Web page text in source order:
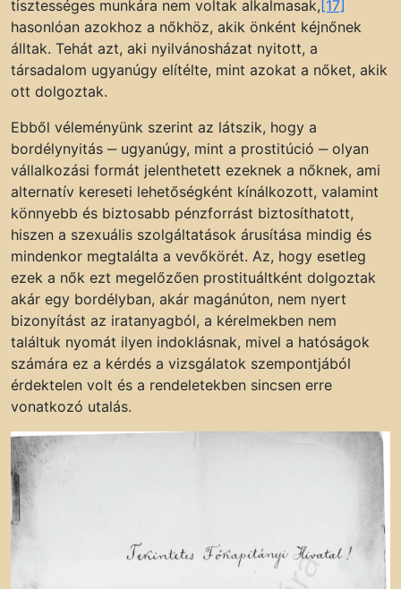
tisztességes munkára nem voltak alkalmasak, [17]
hasonlóan azokhoz a nőkhöz, akik önként kéjnőnek
álltak. Tehát azt, aki nyilvánosházat nyitott, a
társadalom ugyanúgy elítélte, mint azokat a nőket, akik
ott dolgoztak.
Ebből véleményünk szerint az látszik, hogy a
bordélynyitás ‒ ugyanúgy, mint a prostitúció ‒ olyan
vállalkozási formát jelenthetett ezeknek a nőknek, ami
alternatív kereseti lehetőségként kínálkozott, valamint
könnyebb és biztosabb pénzforrást biztosíthatott,
hiszen a szexuális szolgáltatások árusítása mindig és
mindenkor megtalálta a vevőkörét. Az, hogy esetleg
ezek a nők ezt megelőzően prostituáltként dolgoztak
akár egy bordélyban, akár magánúton, nem nyert
bizonyítást az iratanyagból, a kérelmekben nem
találtuk nyomát ilyen indoklásnak, mivel a hatóságok
számára ez a kérdés a vizsgálatok szempontjából
érdektelen volt és a rendeletekben sincsen erre
vonatkozó utalás.